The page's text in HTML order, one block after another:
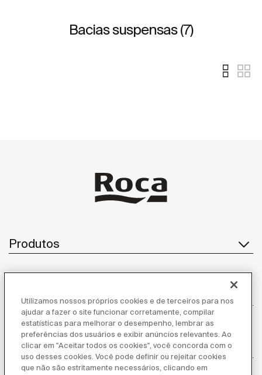
Bacias suspensas (7)
Produtos
Atendimento ao cliente
Sobre nós
Utilizamos nossos próprios cookies e de terceiros para nos
ajudar a fazer o site funcionar corretamente, compilar
estatísticas para melhorar o desempenho, lembrar as
preferências dos usuários e exibir anúncios relevantes. Ao
clicar em "Aceitar todos os cookies", você concorda com o
uso desses cookies. Você pode definir ou rejeitar cookies
que não são estritamente necessários, clicando em